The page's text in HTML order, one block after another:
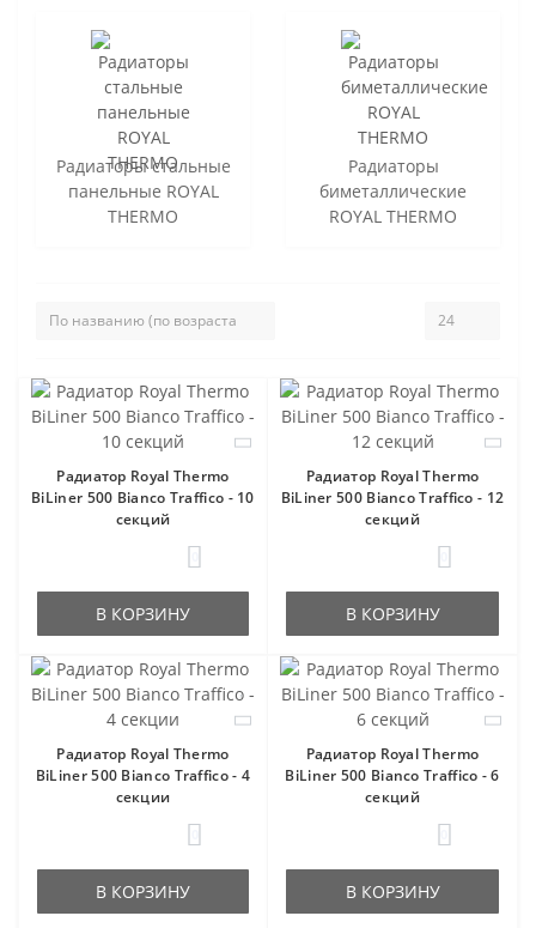
Радиаторы стальные
панельные ROYAL
THERMO
Радиаторы
биметаллические
ROYAL THERMO
Радиатор Royal Thermo
BiLiner 500 Bianco Traffico - 10
секций
В КОРЗИНУ
Радиатор Royal Thermo
BiLiner 500 Bianco Traffico - 12
секций
В КОРЗИНУ
Радиатор Royal Thermo
BiLiner 500 Bianco Traffico - 4
секции
В КОРЗИНУ
Радиатор Royal Thermo
BiLiner 500 Bianco Traffico - 6
секций
В КОРЗИНУ